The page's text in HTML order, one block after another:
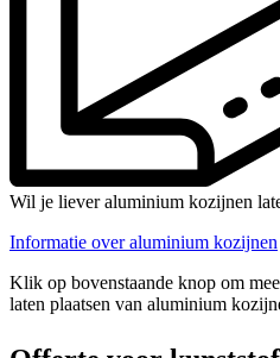
Wil je liever aluminium kozijnen
Informatie over aluminium kozijnen
Klik op bovenstaande knop om
laten plaatsen van aluminium